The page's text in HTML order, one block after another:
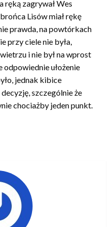
ręką zagrywał Wes
Lisów miał rękę
prawda, na powtórkach
przy ciele nie była,
i nie był na wprost
odpowiednie ułożenie
jednak kibice
szczególnie że
chociażby jeden punkt.